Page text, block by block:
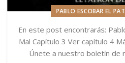
PABLO ESCOBAR EL
En este post encontrarás:
Mal Capítulo 3 Ver capítulo 4
Únete a nuestro boletín de